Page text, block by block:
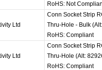
RoHS: Not
Ltd
Conn Socket Strip
Thru-Hole - Bulk
RoHS: Compliant
Ltd
Conn Socket Strip
Thru-Hole (Alt:
RoHS: Compliant